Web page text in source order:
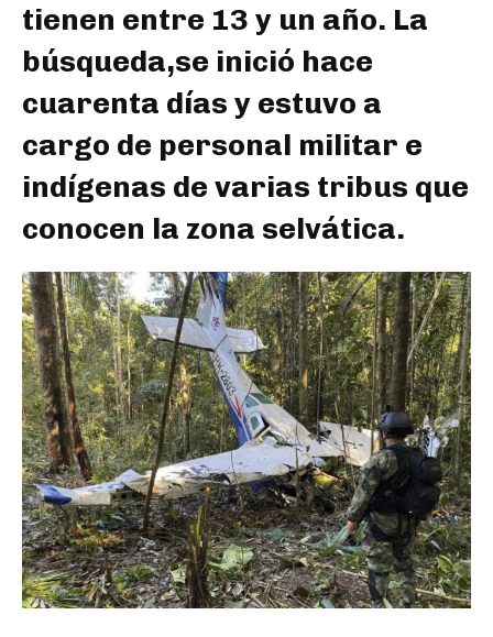
tienen entre 13 y un año. La
búsqueda,se inició hace
cuarenta días y estuvo a
cargo de personal militar e
indígenas de varias tribus que
conocen la zona selvática.